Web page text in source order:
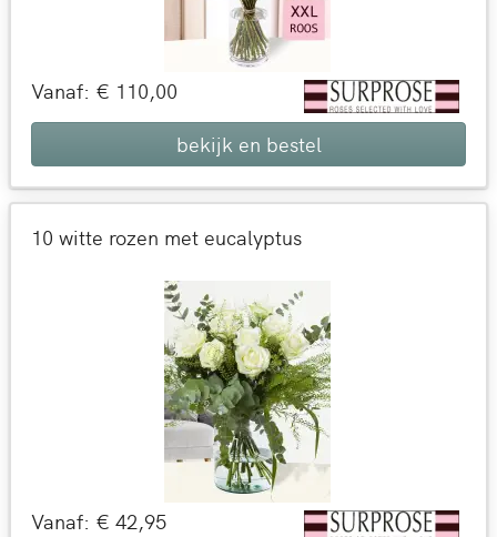
Vanaf: € 110,00
bekijk en bestel
10 witte rozen met eucalyptus
Vanaf: € 42,95